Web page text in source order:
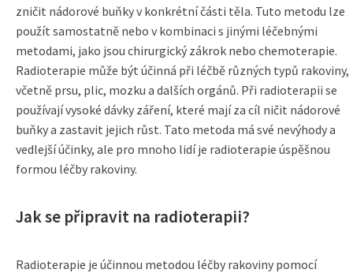
zničit nádorové buňky v konkrétní části těla. Tuto metodu lze
použít samostatně nebo v kombinaci s jinými léčebnými
metodami, jako jsou chirurgický zákrok nebo chemoterapie.
Radioterapie může být účinná při léčbě různých typů rakoviny,
včetně prsu, plic, mozku a dalších orgánů. Při radioterapii se
používají vysoké dávky záření, které mají za cíl ničit nádorové
buňky a zastavit jejich růst. Tato metoda má své nevýhody a
vedlejší účinky, ale pro mnoho lidí je radioterapie úspěšnou
formou léčby rakoviny.
Jak se připravit na radioterapii?
Radioterapie je účinnou metodou léčby rakoviny pomocí